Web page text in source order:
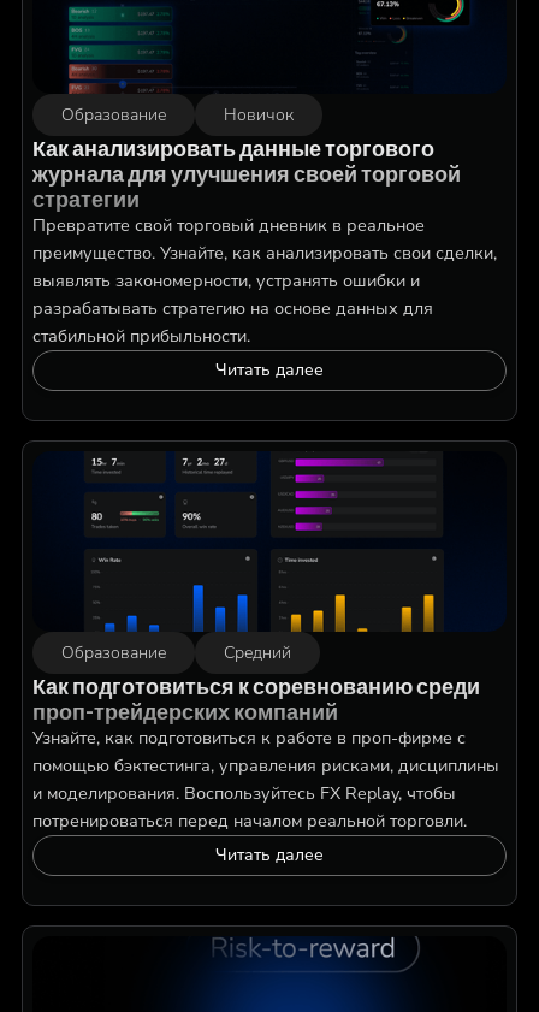
Образование Новичок
Как анализировать данные торгового
журнала для улучшения своей торговой
стратегии
Превратите свой торговый дневник в реальное
преимущество. Узнайте, как анализировать свои сделки,
выявлять закономерности, устранять ошибки и
разрабатывать стратегию на основе данных для
стабильной прибыльности.
Читать далее
Образование Средний
Как подготовиться к соревнованию среди
проп-трейдерских компаний
Узнайте, как подготовиться к работе в проп-фирме с
помощью бэктестинга, управления рисками, дисциплины
и моделирования. Воспользуйтесь FX Replay, чтобы
потренироваться перед началом реальной торговли.
Читать далее